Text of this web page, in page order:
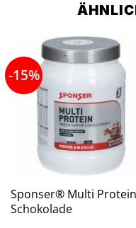
-15%
Sponser® Multi
Schokolade